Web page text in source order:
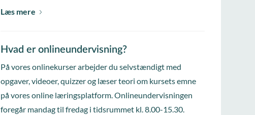
Læs mere
Hvad er onlineundervisning?
På vores onlinekurser arbejder du selvstændigt med
opgaver, videoer, quizzer og læser teori om kursets emne
på vores online læringsplatform. Onlineundervisningen
foregår mandag til fredag i tidsrummet kl. 8.00-15.30.